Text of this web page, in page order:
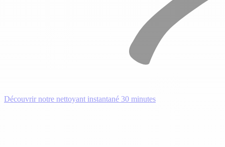
Découvrir notre nettoyant instantané 30 minutes